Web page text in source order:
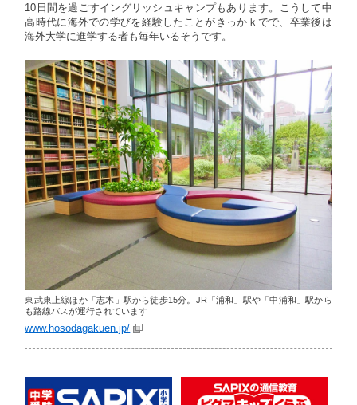
10日間を過ごすイングリッシュキャンプもあります。こうして中
高時代に海外での学びを経験したことがきっかｋでで、卒業後は
海外大学に進学する者も毎年いるそうです。
東武東上線ほか「志木」駅から徒歩15分。JR「浦和」駅や「中浦和」駅から
も路線バスが運行されています
www.hosodagakuen.jp/